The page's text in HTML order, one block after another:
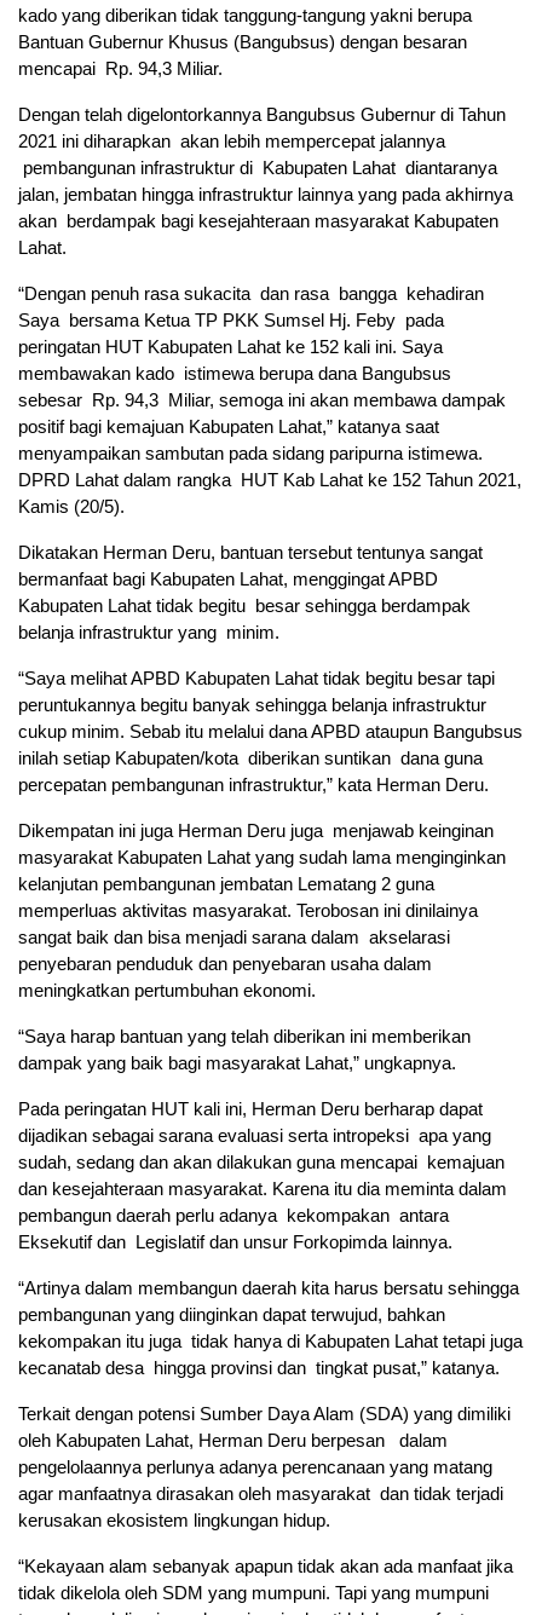
kado yang diberikan tidak tanggung-tangung yakni berupa
Bantuan Gubernur Khusus (Bangubsus) dengan besaran
mencapai Rp. 94,3 Miliar.
Dengan telah digelontorkannya Bangubsus Gubernur di Tahun
2021 ini diharapkan akan lebih mempercepat jalannya
pembangunan infrastruktur di Kabupaten Lahat diantaranya
jalan, jembatan hingga infrastruktur lainnya yang pada akhirnya
akan berdampak bagi kesejahteraan masyarakat Kabupaten
Lahat.
“Dengan penuh rasa sukacita dan rasa bangga kehadiran
Saya bersama Ketua TP PKK Sumsel Hj. Feby pada
peringatan HUT Kabupaten Lahat ke 152 kali ini. Saya
membawakan kado istimewa berupa dana Bangubsus
sebesar Rp. 94,3 Miliar, semoga ini akan membawa dampak
positif bagi kemajuan Kabupaten Lahat,” katanya saat
menyampaikan sambutan pada sidang paripurna istimewa.
DPRD Lahat dalam rangka HUT Kab Lahat ke 152 Tahun 2021,
Kamis (20/5).
Dikatakan Herman Deru, bantuan tersebut tentunya sangat
bermanfaat bagi Kabupaten Lahat, menggingat APBD
Kabupaten Lahat tidak begitu besar sehingga berdampak
belanja infrastruktur yang minim.
“Saya melihat APBD Kabupaten Lahat tidak begitu besar tapi
peruntukannya begitu banyak sehingga belanja infrastruktur
cukup minim. Sebab itu melalui dana APBD ataupun Bangubsus
inilah setiap Kabupaten/kota diberikan suntikan dana guna
percepatan pembangunan infrastruktur,” kata Herman Deru.
Dikempatan ini juga Herman Deru juga menjawab keinginan
masyarakat Kabupaten Lahat yang sudah lama menginginkan
kelanjutan pembangunan jembatan Lematang 2 guna
memperluas aktivitas masyarakat. Terobosan ini dinilainya
sangat baik dan bisa menjadi sarana dalam akselarasi
penyebaran penduduk dan penyebaran usaha dalam
meningkatkan pertumbuhan ekonomi.
“Saya harap bantuan yang telah diberikan ini memberikan
dampak yang baik bagi masyarakat Lahat,” ungkapnya.
Pada peringatan HUT kali ini, Herman Deru berharap dapat
dijadikan sebagai sarana evaluasi serta intropeksi apa yang
sudah, sedang dan akan dilakukan guna mencapai kemajuan
dan kesejahteraan masyarakat. Karena itu dia meminta dalam
pembangun daerah perlu adanya kekompakan antara
Eksekutif dan Legislatif dan unsur Forkopimda lainnya.
“Artinya dalam membangun daerah kita harus bersatu sehingga
pembangunan yang diinginkan dapat terwujud, bahkan
kekompakan itu juga tidak hanya di Kabupaten Lahat tetapi juga
kecanatab desa hingga provinsi dan tingkat pusat,” katanya.
Terkait dengan potensi Sumber Daya Alam (SDA) yang dimiliki
oleh Kabupaten Lahat, Herman Deru berpesan dalam
pengelolaannya perlunya adanya perencanaan yang matang
agar manfaatnya dirasakan oleh masyarakat dan tidak terjadi
kerusakan ekosistem lingkungan hidup.
“Kekayaan alam sebanyak apapun tidak akan ada manfaat jika
tidak dikelola oleh SDM yang mumpuni. Tapi yang mumpuni